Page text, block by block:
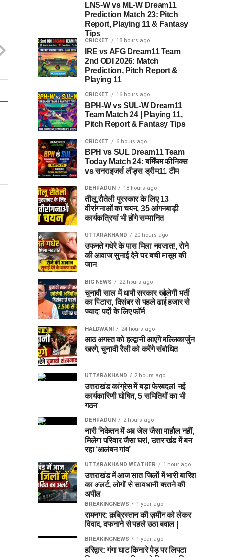
LNS-W vs ML-W Dream11
Prediction Match 23: Pitch
Report, Playing 11 & Fantasy
Tips
CRICKET 18 hours ago
IRE vs AFG Dream11 Team
2nd ODI 2026: Match
Prediction, Pitch Report &
Playing 11
CRICKET 16 hours ago
BPH-W vs SUL-W Dream11
Team Match 24 | Playing 11,
Pitch Report & Fantasy Tips
CRICKET 6 hours ago
BPH vs SUL Dream11 Team
Today Match 24: बर्मिंघम फीनिक्स
vs सनराइजर्स लीड्स ड्रीम11 टीम
DEHRADUN 18 hours ago
तीलू रौतेली पुरस्कार के लिए 13
वीरांगनाओं का चयन, 35 आंगनबाड़ी
कार्यकत्रियां भी होंगे सम्मानित
UTTARAKHAND 20 hours ago
उफनते गधेरे के पास मिला नवजात!, रोने
की आवाज सुनाई देने पर बची मासूम की
जान
BIG NEWS 22 hours ago
चुनावी साल में धामी सरकार खोलेगी भर्ती
का पिटारा, दिसंबर से पहले ढाई हजार से
ज्यादा पदों के लिए फॉर्म
HALDWANI 24 hours ago
आठ अगस्त को हल्द्वानी आएंगे मल्लिकार्जुन
खरगे, चुनावी रैली को करेंगे संबोधित
UTTARAKHAND 2 hours ago
उत्तराखंड कांग्रेस में बड़ा फेरबदल! नई
कार्यकारिणी घोषित, 5 समितियों का भी
गठन
DEHRADUN 2 hours ago
नारी निकेतन में अब जेल जैसा माहौल नहीं,
मिलेगा परिवार जैसा घर!, उत्तराखंड में बन
रहा ‘आलंबन गांव’
UTTARAKHAND WEATHER 1 hour ago
उत्तराखंड में आज सात जिलों में भारी बारिश
का अलर्ट, लोगों से सावधानी बरतने की
अपील
BREAKINGNEWS 1 year ago
रामनगर: क़ब्रिस्तान की ज़मीन को लेकर
विवाद, दफनाने से पहले उठा बवाल |
BREAKINGNEWS 1 year ago
हरिद्वार: गंगा घाट किनारे पेड़ पर लिपटा